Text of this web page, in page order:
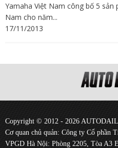
Yamaha Việt Nam công bố 5
Nam cho năm...
17/11/2013
Copyright © 2012 - 2026
Cơ quan chủ quản: Công ty Cổ phần
VPGD Hà Nội: Phòng 2205, Tòa A3